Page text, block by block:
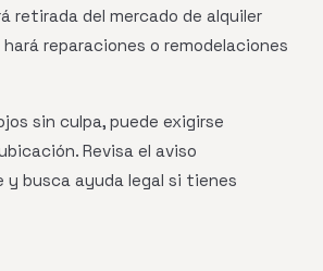
retirada del mercado de alquiler
reparaciones o remodelaciones
sin culpa, puede exigirse
Revisa el aviso
y busca ayuda legal si tienes